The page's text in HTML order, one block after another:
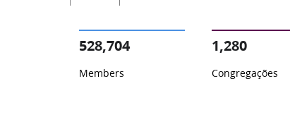
528,704
Members
1,280
Congregações